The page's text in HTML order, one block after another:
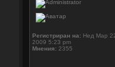
Регистриран на: Нед Мар
2009 5:23 pm
Мнения: 2355